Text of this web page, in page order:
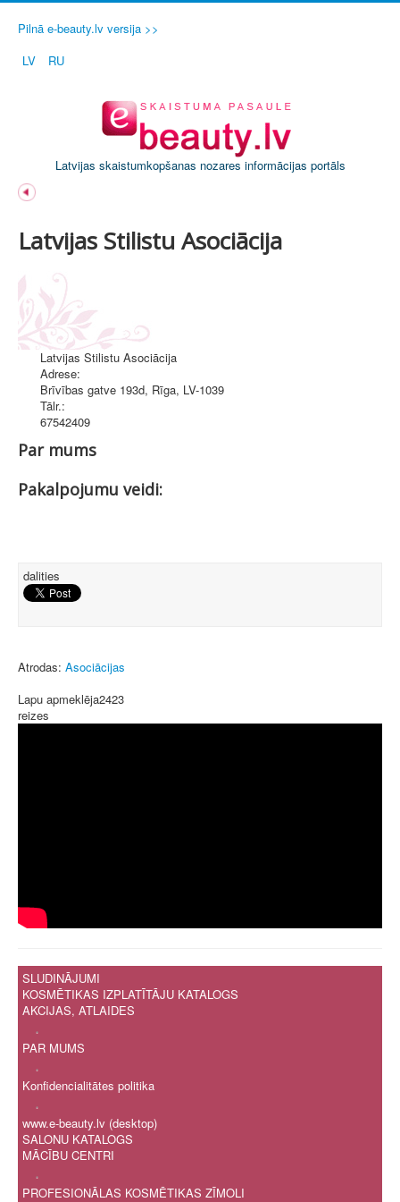
Pilnā e-beauty.lv versija >>
LV
RU
Latvijas skaistumkopšanas nozares informācijas portāls
Latvijas Stilistu Asociācija
Latvijas Stilistu Asociācija
Adrese:
Brīvības gatve 193d, Rīga, LV-1039
Tālr.:
67542409
Par mums
Pakalpojumu veidi:
dalities
Atrodas: Asociācijas
Lapu apmeklēja2423
reizes
SLUDINĀJUMI
KOSMĒTIKAS IZPLATĪTĀJU KATALOGS
AKCIJAS, ATLAIDES
.
PAR MUMS
.
Konfidencialitātes politika
.
www.e-beauty.lv (desktop)
SALONU KATALOGS
MĀCĪBU CENTRI
.
PROFESIONĀLAS KOSMĒTIKAS ZĪMOLI